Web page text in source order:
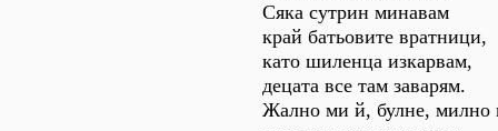
Сяка сутрин минавам
край батьовите вратници,
като шиленца изкарвам,
децата все там заварям.
Жално ми й, булне, милно